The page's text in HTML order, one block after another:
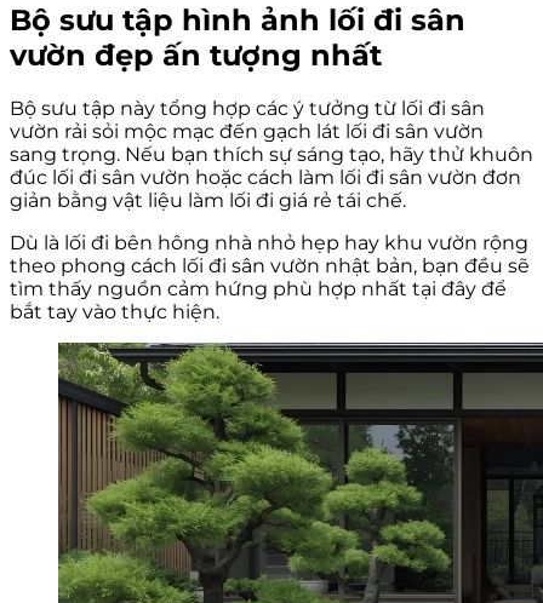
Bộ sưu tập hình ảnh lối đi sân
vườn đẹp ấn tượng nhất
Bộ sưu tập này tổng hợp các ý tưởng từ lối đi sân
vườn rải sỏi mộc mạc đến gạch lát lối đi sân vườn
sang trọng. Nếu bạn thích sự sáng tạo, hãy thử khuôn
đúc lối đi sân vườn hoặc cách làm lối đi sân vườn đơn
giản bằng vật liệu làm lối đi giá rẻ tái chế.
Dù là lối đi bên hông nhà nhỏ hẹp hay khu vườn rộng
theo phong cách lối đi sân vườn nhật bản, bạn đều sẽ
tìm thấy nguồn cảm hứng phù hợp nhất tại đây để
bắt tay vào thực hiện.